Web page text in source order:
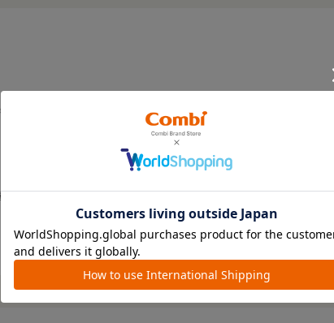
ご利用時期
てみたら並べたりし気に入って遊んでます！